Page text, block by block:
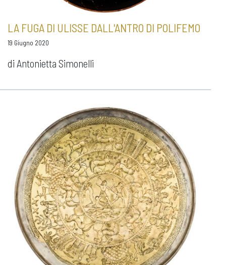
LA FUGA DI ULISSE DALL'ANTRO DI POLIFEMO
19 Giugno 2020
di Antonietta Simonelli